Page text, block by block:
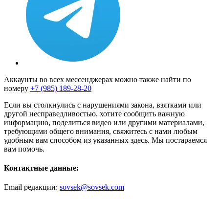
Аккаунты во всех мессенджерах можно также найти по
номеру +7 (985) 189-28-20
Если вы столкнулись с нарушениями закона, взятками или
другой несправедливостью, хотите сообщить важную
информацию, поделиться видео или другими материалами,
требующими общего внимания, свяжитесь с нами любым
удобным вам способом из указанных здесь. Мы постараемся
вам помочь.
Контактные данные:
Email редакции: sovsek@sovsek.com